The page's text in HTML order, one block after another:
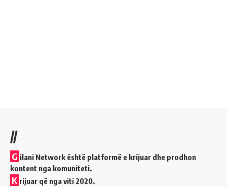
//
G ilani Network është platformë e krijuar dhe prodhon
kontent nga komuniteti.
K rijuar që nga viti 2020.